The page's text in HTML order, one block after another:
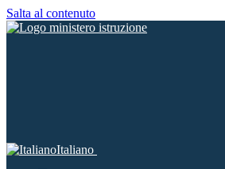
Salta al contenuto
Italiano